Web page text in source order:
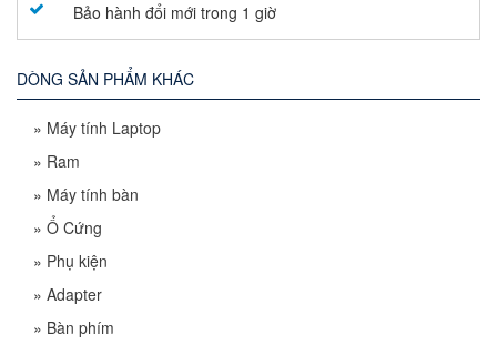
Bảo hành đổi mới trong 1 giờ
DÒNG SẢN PHẨM KHÁC
» Máy tính Laptop
» Ram
» Máy tính bàn
» Ổ Cứng
» Phụ kiện
» Adapter
» Bàn phím